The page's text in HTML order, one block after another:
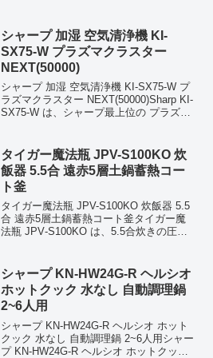
き上げるモデル。内釜...
シャープ 加湿 空気清浄機 KI-
SX75-W プラズマクラスター
NEXT(50000)
シャープ 加湿 空気清浄機 KI-SX75-W プ
ラズマクラスター NEXT(50000)Sharp KI-
SX75-W は、シャープ最上位の プラズマ
ング向...
タイガー魔法瓶 JPV-S100KO 炊
飯器 5.5合 遠赤5層土鍋蓄熱コー
ト釜
タイガー魔法瓶 JPV-S100KO 炊飯器 5.5
合 遠赤5層土鍋蓄熱コート釜タイガー魔
法瓶 JPV‑S100KO は、5.5合炊きの圧力
ある。異なる金属層を重ね...
シャープ KN-HW24G-R ヘルシオ
ホットクック 水なし 自動調理鍋
2~6人用
シャープ KN-HW24G-R ヘルシオ ホット
クック 水なし 自動調理鍋 2~6人用シャー
プ KN-HW24G-R ヘルシオ ホットクック